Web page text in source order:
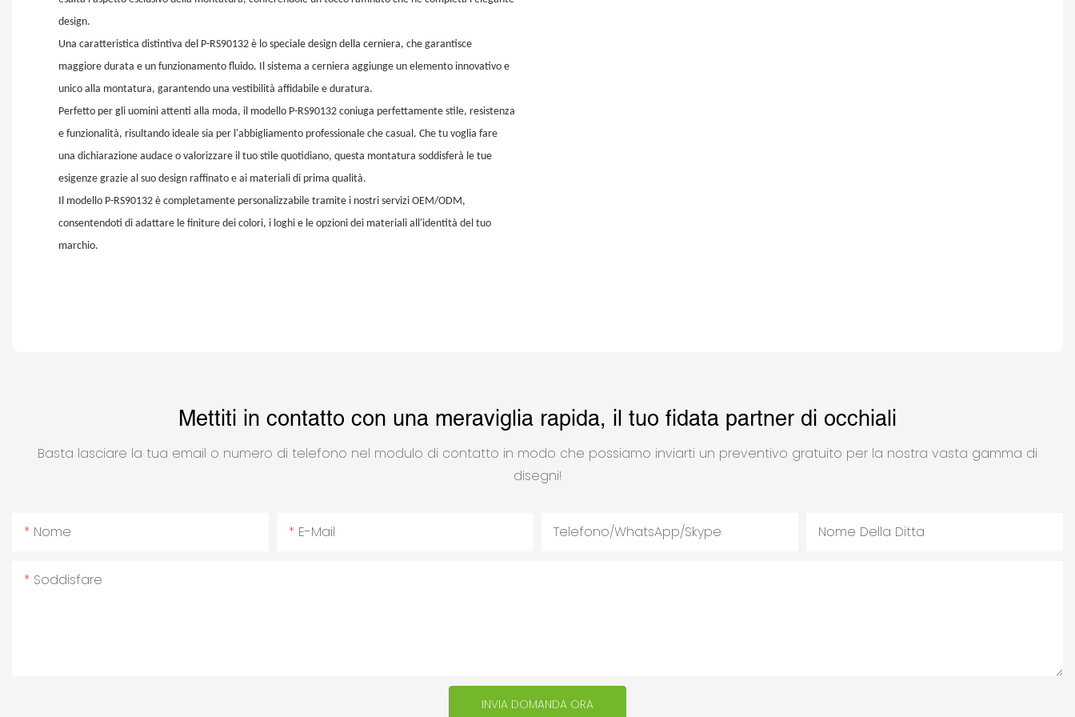
design.
Una caratteristica distintiva del P-RS90132 è lo speciale design della cerniera, che garantisce
maggiore durata e un funzionamento fluido. Il sistema a cerniera aggiunge un elemento innovativo e
unico alla montatura, garantendo una vestibilità affidabile e duratura.
Perfetto per gli uomini attenti alla moda, il modello P-RS90132 coniuga perfettamente stile, resistenza
e funzionalità, risultando ideale sia per l'abbigliamento professionale che casual. Che tu voglia fare
una dichiarazione audace o valorizzare il tuo stile quotidiano, questa montatura soddisferà le tue
esigenze grazie al suo design raffinato e ai materiali di prima qualità.
Il modello P-RS90132 è completamente personalizzabile tramite i nostri servizi OEM/ODM,
consentendoti di adattare le finiture dei colori, i loghi e le opzioni dei materiali all'identità del tuo
marchio.
Mettiti in contatto con una meraviglia rapida, il tuo fidata partner di occhiali
Basta lasciare la tua email o numero di telefono nel modulo di contatto in modo che possiamo inviarti un preventivo gratuito per la nostra vasta gamma di
disegni!
Nome E-Mail Telefono/WhatsApp/Skype Nome Della Ditta
Soddisfare
INVIA DOMANDA ORA